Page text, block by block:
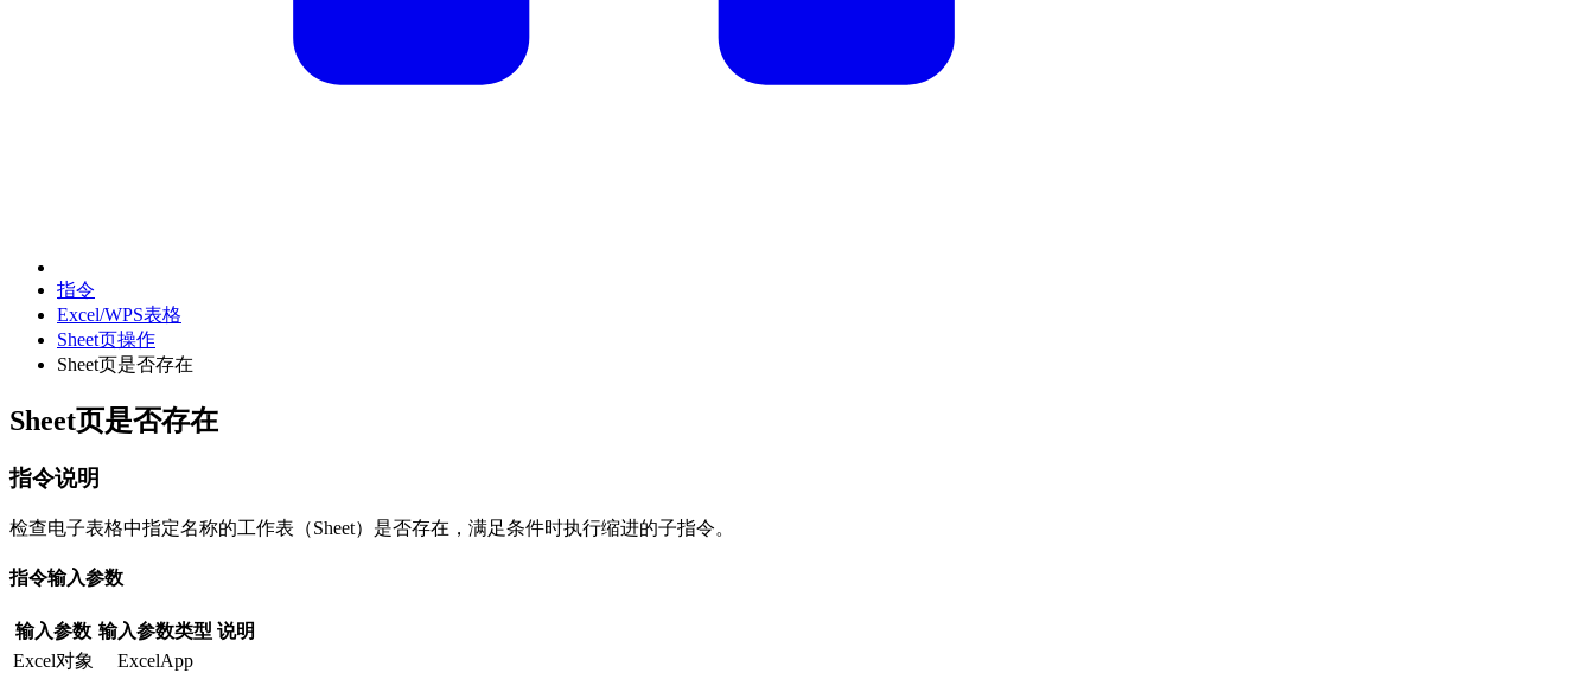
指令
Excel/WPS表格
Sheet页操作
Sheet页是否存在
Sheet页是否存在
指令说明
检查电子表格中指定名称的工作表（Sheet）是否存在，满足条件时执行缩进的子指令。
指令输入参数
输入参数 输入参数类型 说明
Excel对象
ExcelApp